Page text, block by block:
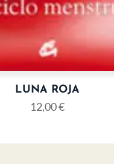
LUNA ROJA
12,00€